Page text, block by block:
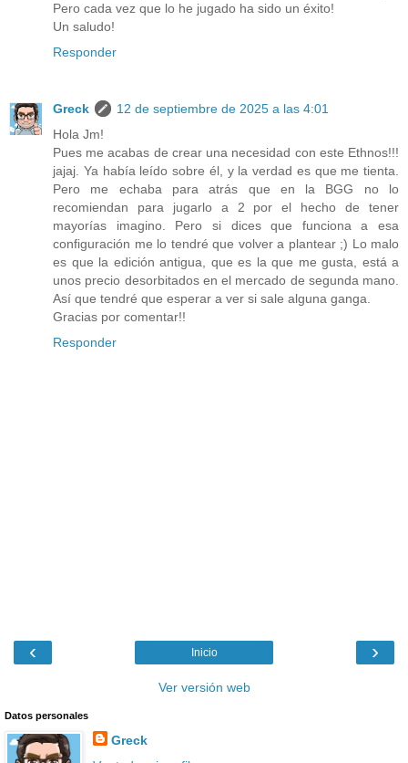
Pero cada vez que lo he jugado ha sido un éxito!
Un saludo!
Responder
Greck
12 de septiembre de 2025 a las 4:01
Hola Jm!
Pues me acabas de crear una necesidad con este Ethnos!!!
jajaj. Ya había leído sobre él, y la verdad es que me tienta.
Pero me echaba para atrás que en la BGG no lo
recomiendan para jugarlo a 2 por el hecho de tener
mayorías imagino. Pero si dices que funciona a esa
configuración me lo tendré que volver a plantear ;) Lo malo
es que la edición antigua, que es la que me gusta, está a
unos precio desorbitados en el mercado de segunda mano.
Así que tendré que esperar a ver si sale alguna ganga.
Gracias por comentar!!
Responder
‹ ›
Inicio
Ver versión web
Datos personales
Greck